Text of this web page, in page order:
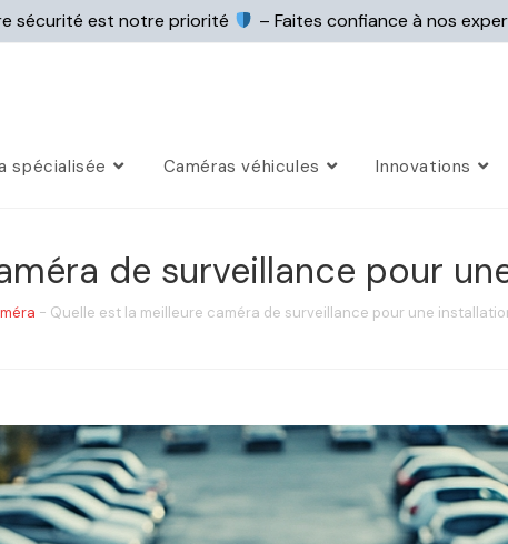
sécurité est notre priorité – Faites confiance à nos
spécialisée Caméras véhicules Innovations
de surveillance pour
- Quelle est la meilleure caméra de surveillance pour une